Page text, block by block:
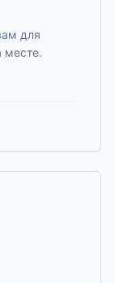
для
месте.